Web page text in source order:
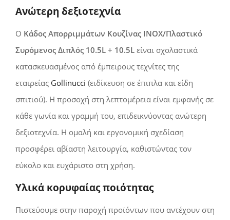
Ανώτερη δεξιοτεχνία
Ο Κάδος Απορριμμάτων Κουζίνας INOX/Πλαστικό
Συρόμενος Διπλός 10.5L + 10.5L είναι σχολαστικά
κατασκευασμένος από έμπειρους τεχνίτες της
εταιρείας Gollinucci (ειδίκευση σε έπιπλα και είδη
σπιτιού). Η προσοχή στη λεπτομέρεια είναι εμφανής σε
κάθε γωνία και γραμμή του, επιδεικνύοντας ανώτερη
δεξιοτεχνία. Η ομαλή και εργονομική σχεδίαση
προσφέρει αβίαστη λειτουργία, καθιστώντας τον
εύκολο και ευχάριστο στη χρήση.
Υλικά κορυφαίας ποιότητας
Πιστεύουμε στην παροχή προϊόντων που αντέχουν στη